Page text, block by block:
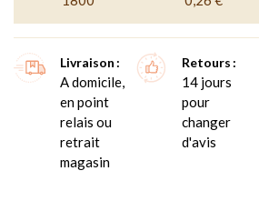
Livraison
A domicile,
en point
relais ou
retrait
magasin
Retours
14 jours
pour
changer
d'avis